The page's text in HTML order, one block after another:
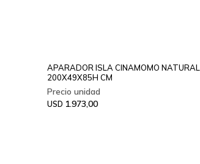
APARADOR ISLA CINAMOMO NATURAL
200X49X85H CM
USD 1.973,00